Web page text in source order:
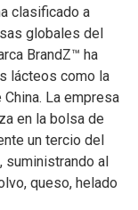
clasificado a
globales del
BrandZ™ ha
lácteos como la
La empresa
en la bolsa de
un tercio del
suministrando al
queso, helado